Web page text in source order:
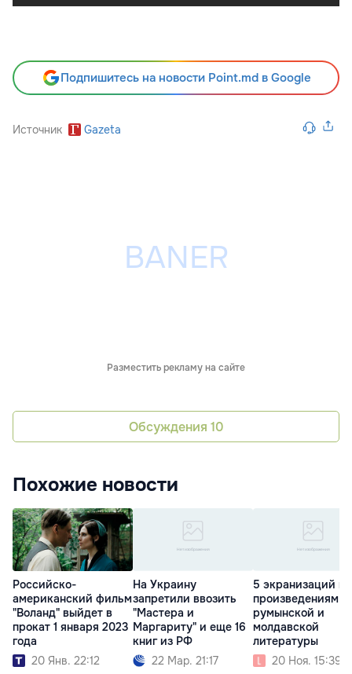
Подпишитесь на новости Point.md в Google
Источник Gazeta
Разместить рекламу на сайте
Обсуждения 10
Похожие новости
Российско-
американский фильм
"Воланд" выйдет в
прокат 1 января 2023
года
20 Янв. 22:12
На Украину
запретили ввозить
"Мастера и
Маргариту" и еще 16
книг из РФ
22 Мар. 21:17
5 экранизаций по
произведениям
румынской и
молдавской
литературы
20 Ноя. 15:39